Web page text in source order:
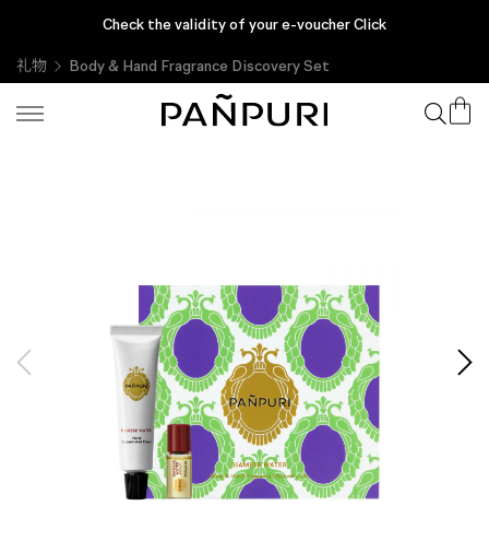
Check the validity of your e-voucher Click
礼物
Body & Hand Fragrance Discovery Set